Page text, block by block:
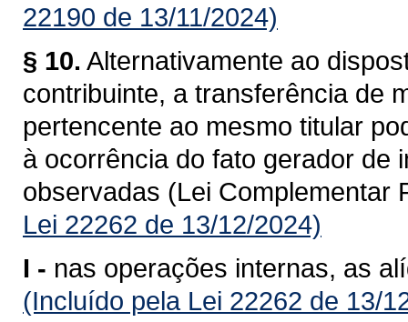
22190 de 13/11/2024)
§ 10. Alternativamente ao
contribuinte, a transferência de
pertencente ao mesmo titular
à ocorrência do fato gerador de
observadas (Lei Complementar
Lei 22262 de 13/12/2024)
I - nas operações internas, as
(Incluído pela Lei 22262 de 13/